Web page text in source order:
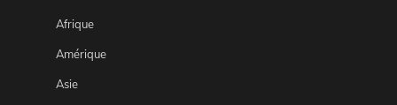
Afrique
Amérique
Asie